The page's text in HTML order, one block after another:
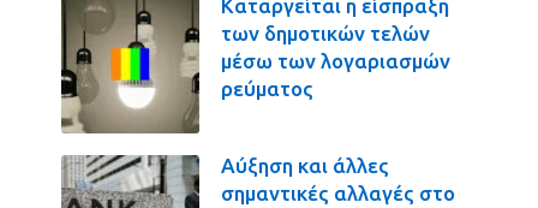
Καταργείται η είσπραξη
των δημοτικών τελών
μέσω των λογαριασμών
ρεύματος
Αύξηση και άλλες
σημαντικές αλλαγές στο